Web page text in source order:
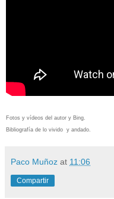
Fotos y vídeos del autor y Bing.
Bibliografía de lo vivido y andado.
Paco Muñoz at 11:06
Compartir